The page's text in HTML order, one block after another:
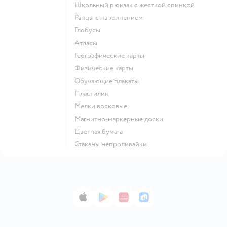
Школьный рюкзак с жесткой спинкой
Ранцы с наполнением
Глобусы
Атласы
Географические карты
Физические карты
Обучающие плакаты
Пластилин
Мелки восковые
Магнитно-маркерные доски
Цветная бумага
Стаканы непроливайки
App StoreGoogle Play
AppGallery
RuStore